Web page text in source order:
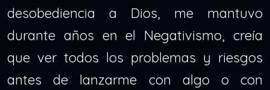
desobediencia a Dios, me mantuvo
durante años en el Negativismo, creía
que ver todos los problemas y riesgos
antes de lanzarme con algo o con